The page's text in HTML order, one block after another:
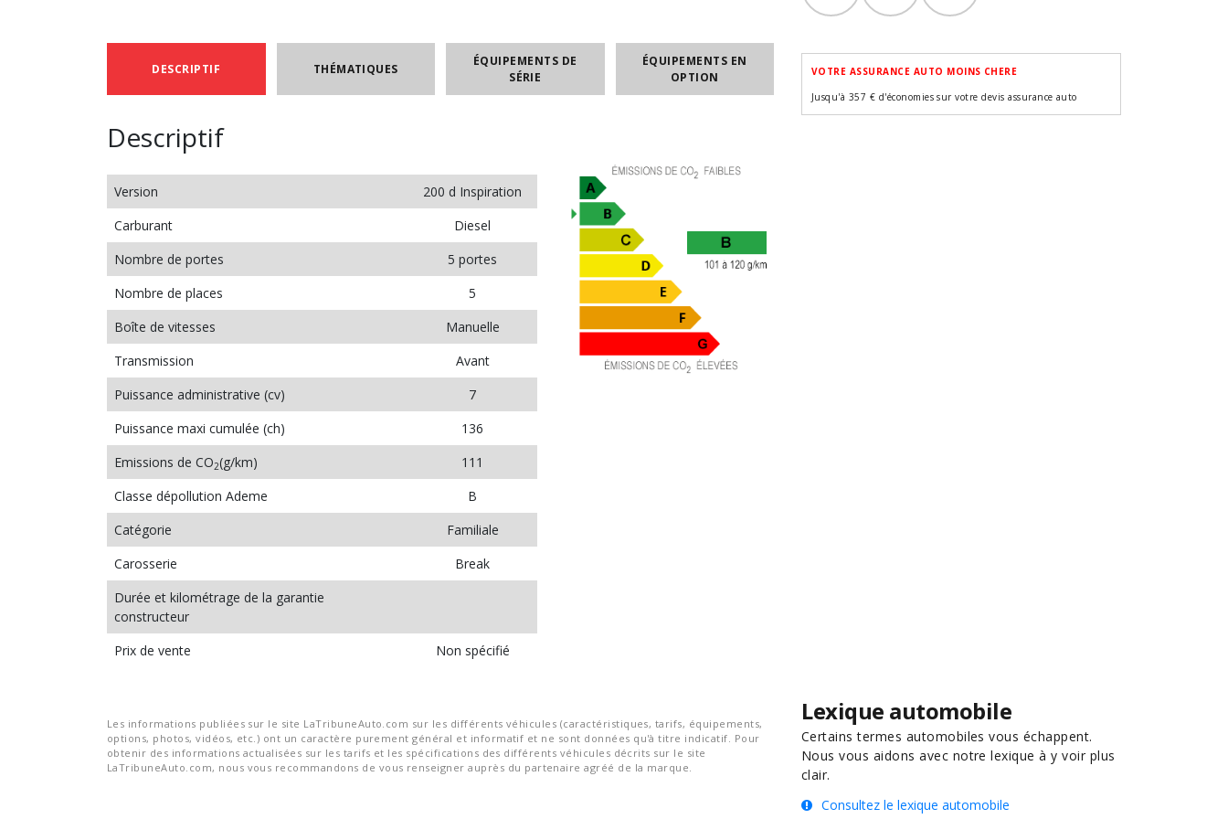
DESCRIPTIF THÉMATIQUES
ÉQUIPEMENTS DE
SÉRIE
ÉQUIPEMENTS EN
OPTION
Descriptif
Version
200 d Inspiration
Carburant
Diesel
Nombre de portes
5 portes
Nombre de places
5
Boîte de vitesses
Manuelle
Transmission
Avant
Puissance administrative (cv)
7
Puissance maxi cumulée (ch)
136
Emissions de CO2(g/km)
111
Classe dépollution Ademe
B
Catégorie
Familiale
Carosserie
Break
Durée et kilométrage de la garantie
constructeur
Prix de vente
Non spécifié
Les informations publiées sur le site LaTribuneAuto.com sur les différents véhicules (caractéristiques, tarifs, équipements,
options, photos, vidéos, etc.) ont un caractère purement général et informatif et ne sont données qu'à titre indicatif. Pour
obtenir des informations actualisées sur les tarifs et les spécifications des différents véhicules décrits sur le site
LaTribuneAuto.com, nous vous recommandons de vous renseigner auprès du partenaire agréé de la marque.
VOTRE ASSURANCE AUTO MOINS CHERE
Jusqu'à 357 € d'économies sur votre devis assurance auto
Lexique automobile
Certains termes automobiles vous échappent.
Nous vous aidons avec notre lexique à y voir plus
clair.
Consultez le lexique automobile